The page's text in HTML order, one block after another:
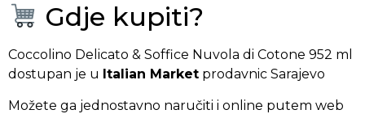
Gdje kupiti?
Coccolino Delicato & Soffice Nuvola di Cotone 952 ml
dostupan je u Italian Market prodavnic Sarajevo
Možete ga jednostavno naručiti i online putem web